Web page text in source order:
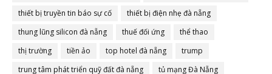
thiết bị truyền tin báo sự cố
thiết bị điện nhẹ đà nẵng
thung lũng silicon đà nẵng
thuế đối ứng
thể thao
thị trường
tiền ảo top hotel đà nẵng
trump
trung tâm phát triển quỹ đất đà nẵng
tủ mạng Đà Nẵng